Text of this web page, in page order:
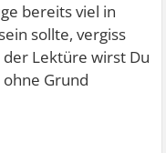
bereits viel in
sollte, vergiss
der Lektüre wirst Du
Grund